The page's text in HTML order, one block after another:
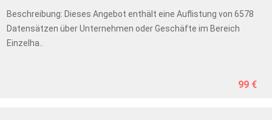
Beschreibung: Dieses Angebot enthält eine Auflistung von 6578
Datensätzen über Unternehmen oder Geschäfte im Bereich
Einzelha..
99 €